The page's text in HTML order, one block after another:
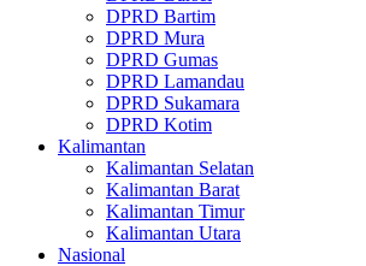
DPRD Bartim
DPRD Mura
DPRD Gumas
DPRD Lamandau
DPRD Sukamara
DPRD Kotim
Kalimantan
Kalimantan Selatan
Kalimantan Barat
Kalimantan Timur
Kalimantan Utara
Nasional